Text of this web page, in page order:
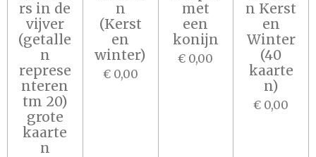
rs in de
vijver
(getalle
n
represe
nteren
tm 20)
grote
kaarte
n
n
(Kerst
en
winter)
€ 0,00
met
een
konijn
€ 0,00
n Kerst
en
Winter
(40
kaarte
n)
€ 0,00